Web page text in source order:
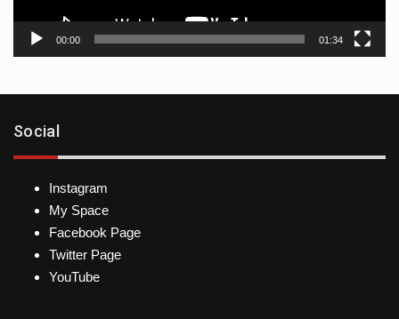
00:00 01:34
Social
Instagram
My Space
Facebook Page
Twitter Page
YouTube